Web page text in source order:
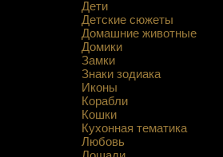
Дети
Детские сюжеты
Домашние животные
Домики
Замки
Знаки зодиака
Иконы
Корабли
Кошки
Кухонная тематика
Любовь